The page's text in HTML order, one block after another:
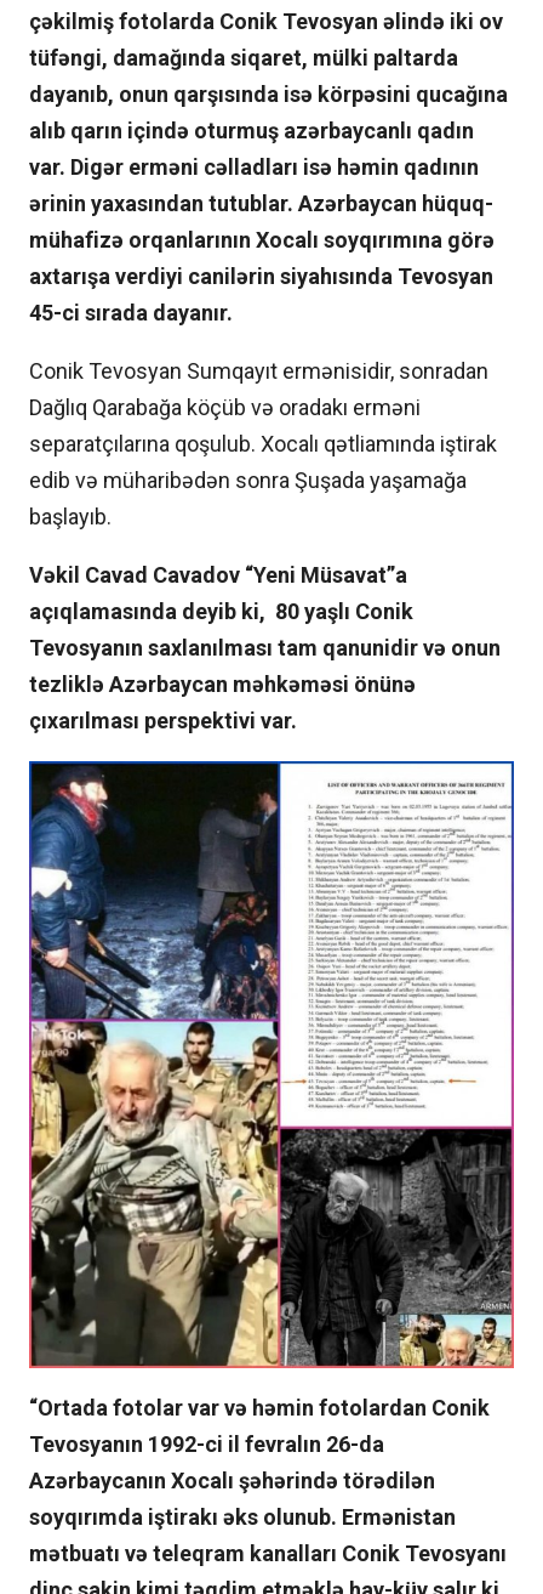
çəkilmiş fotolarda Conik Tevosyan əlində iki ov
tüfəngi, damağında siqaret, mülki paltarda
dayanıb, onun qarşısında isə körpəsini qucağına
alıb qarın içində oturmuş azərbaycanlı qadın
var. Digər erməni cəlladları isə həmin qadının
ərinin yaxasından tutublar. Azərbaycan hüquq-
mühafizə orqanlarının Xocalı soyqırımına görə
axtarışa verdiyi canilərin siyahısında Tevosyan
45-ci sırada dayanır.
Conik Tevosyan Sumqayıt ermənisidir, sonradan
Dağlıq Qarabağa köçüb və oradakı erməni
separatçılarına qoşulub. Xocalı qətliamında iştirak
edib və müharibədən sonra Şuşada yaşamağa
başlayıb.
Vəkil Cavad Cavadov “Yeni Müsavat”a
açıqlamasında deyib ki, 80 yaşlı Conik
Tevosyanın saxlanılması tam qanunidir və onun
tezliklə Azərbaycan məhkəməsi önünə
çıxarılması perspektivi var.
“Ortada fotolar var və həmin fotolardan Conik
Tevosyanın 1992-ci il fevralın 26-da
Azərbaycanın Xocalı şəhərində törədilən
soyqırımda iştirakı əks olunub. Ermənistan
mətbuatı və teleqram kanalları Conik Tevosyanı